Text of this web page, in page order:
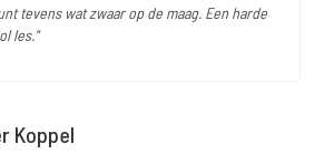
tevens wat zwaar op de maag. Een harde
les."
Koppel